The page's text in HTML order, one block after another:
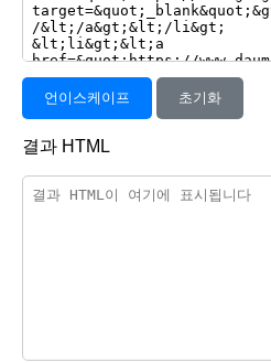
언이스케이프 초기화
결과 HTML